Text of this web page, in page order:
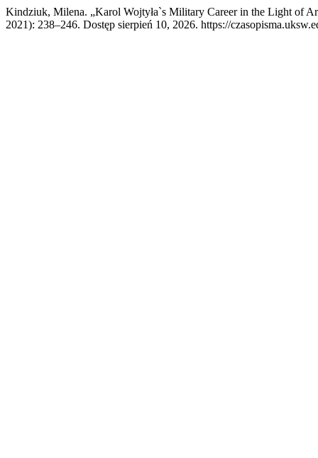
Kindziuk, Milena. „Karol Wojtyła`s Military Career in the Light of
2021): 238–246. Dostęp sierpień 10, 2026. https://